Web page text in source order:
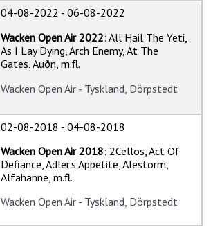
04-08-2022 -06-08-2022
Wacken Open Air 2022: All Hail The Yeti,
As I Lay Dying, Arch Enemy, At The
Gates, Auðn, m.fl.
Wacken Open Air - Tyskland, Dörpstedt
02-08-2018 -04-08-2018
Wacken Open Air 2018: 2Cellos, Act Of
Defiance, Adler's Appetite, Alestorm,
Alfahanne, m.fl.
Wacken Open Air - Tyskland, Dörpstedt